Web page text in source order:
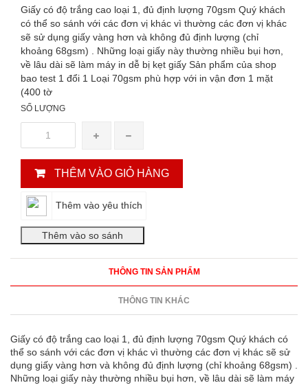
Giấy có độ trắng cao loại 1, đủ định lượng 70gsm Quý khách
có thể so sánh với các đơn vị khác vì thường các đơn vị khác
sẽ sử dụng giấy vàng hơn và không đủ định lượng (chỉ
khoảng 68gsm) . Những loại giấy này thường nhiều bụi hơn,
về lâu dài sẽ làm máy in dễ bị kẹt giấy Sản phẩm của shop
bao test 1 đổi 1 Loại 70gsm phù hợp với in vận đơn 1 mặt
(400 tờ
SỐ LƯỢNG
THÊM VÀO GIỎ HÀNG
Thêm vào yêu thích
THÔNG TIN SẢN PHẨM
THÔNG TIN KHÁC
Giấy có độ trắng cao loại 1, đủ định lượng 70gsm Quý khách có
thể so sánh với các đơn vị khác vì thường các đơn vị khác sẽ sử
dụng giấy vàng hơn và không đủ định lượng (chỉ khoảng 68gsm) .
Những loại giấy này thường nhiều bụi hơn, về lâu dài sẽ làm máy